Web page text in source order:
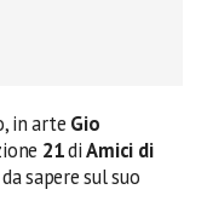
in arte Gio
21diAmici di
sapere sul suo